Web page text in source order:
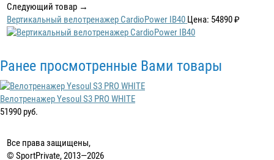
Следующий товар →
Вертикальный велотренажер CardioPower IB40 Цена: 54890 ₽
Ранее просмотренные Вами товары
Велотренажер Yesoul S3 PRO WHITE
51990 руб.
Все права защищены,
© SportPrivate, 2013—2026